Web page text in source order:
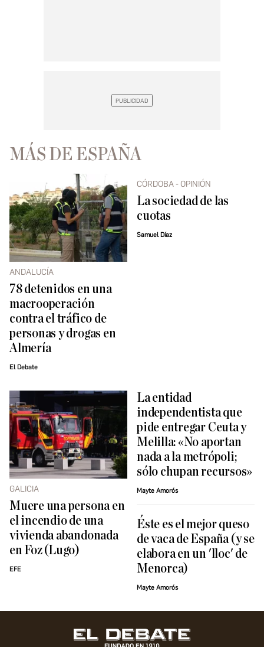
MÁS DE ESPAÑA
ANDALUCÍA
78 detenidos en una
macrooperación
contra el tráfico de
personas y drogas en
Almería
El Debate
CÓRDOBA - OPINIÓN
La sociedad de las
cuotas
Samuel Díaz
GALICIA
Muere una persona en
el incendio de una
vivienda abandonada
en Foz (Lugo)
EFE
La entidad
independentista que
pide entregar Ceuta y
Melilla: «No aportan
nada a la metrópoli;
sólo chupan recursos»
Mayte Amorós
Éste es el mejor queso
de vaca de España (y se
elabora en un 'lloc' de
Menorca)
Mayte Amorós